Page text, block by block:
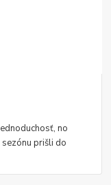
no
prišli do